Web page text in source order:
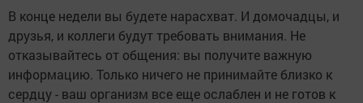
В конце недели вы будете нарасхват. И домочадцы, и
друзья, и коллеги будут требовать внимания. Не
отказывайтесь от общения: вы получите важную
информацию. Только ничего не принимайте близко к
сердцу - ваш организм все еще ослаблен и не готов к